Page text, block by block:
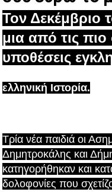
Τον Δεκέμβριο
μια από τις πιο
υποθέσεις
ελληνική Ιστορία.
Τρία νέα παιδιά οι
Δημητροκάλης και
κατηγορήθηκαν και
δολοφονίες που